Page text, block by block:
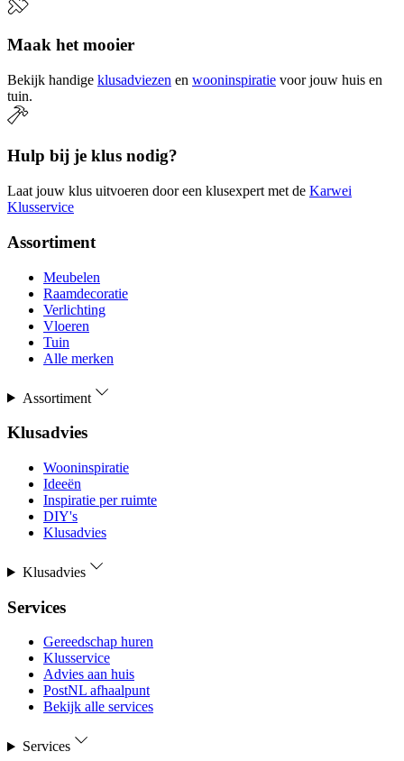
Maak het mooier
Bekijk handige klusadviezen en wooninspiratie voor jouw huis en
tuin.
Hulp bij je klus nodig?
Laat jouw klus uitvoeren door een klusexpert met de Karwei
Klusservice
Assortiment
Meubelen
Raamdecoratie
Verlichting
Vloeren
Tuin
Alle merken
Assortiment
Klusadvies
Wooninspiratie
Ideeën
Inspiratie per ruimte
DIY's
Klusadvies
Klusadvies
Services
Gereedschap huren
Klusservice
Advies aan huis
PostNL afhaalpunt
Bekijk alle services
Services